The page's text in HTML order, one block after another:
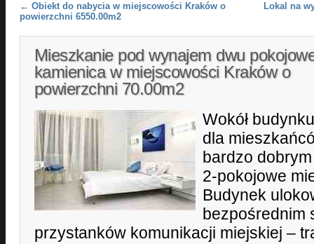
Post navigation
← Obiekt do nabycia w miejscowości Kraków o
powierzchni 6550.00m2
Lokal na
Mieszkanie pod wynajem dwu
kamienica w miejscowości Kraków o
powierzchni 70.00m2
Wokół
dla
bardzo
2-pokojowe
Budynek
bezpośrednim
przystanków komunikacji miejskiej –